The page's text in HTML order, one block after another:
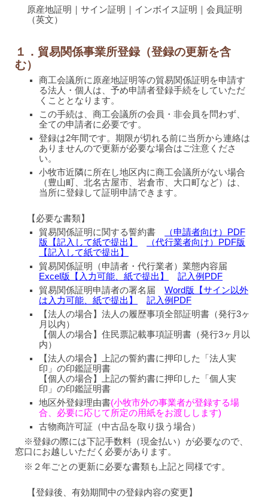
原産地証明｜サイン証明｜インボイス証明｜会員証明
（英文）
１．貿易関係事業所登録（登録の更新を含
む）
商工会議所に原産地証明等の貿易関係証明を申請す
る法人・個人は、予め申請者登録手続をしていただ
くこととなります。
この手続は、商工会議所の会員・非会員を問わず、
全ての申請者に必要です。
登録は2年間です。期限が切れる前に当所から連絡は
ありませんので更新が必要な場合はご注意くださ
い。
小牧市近隣に所在し地区内に商工会議所がない場合
（豊山町、北名古屋市、岩倉市、大口町など）は、
当所に登録して証明申請できます。
【必要な書類】
貿易関係証明に関する誓約書
（申請者向け）PDF
版【記入して紙で提出】
（代行業者向け）PDF版
【記入して紙で提出】
貿易関係証明（申請者・代行業者）業態内容届
Excel版【入力可能、紙で提出】
記入例PDF
貿易関係証明申請者の署名届Word版【サイン以外
は入力可能、紙で提出】
記入例PDF
【法人の場合】法人の履歴事項全部証明書（発行3ヶ
月以内）
【個人の場合】住民票記載事項証明書（発行3ヶ月以
内）
【法人の場合】上記の誓約書に押印した「法人実
印」の印鑑証明書
【個人の場合】上記の誓約書に押印した「個人実
印」の印鑑証明書
地区外登録理由書(小牧市外の事業者が登録する場
合、必要に応じて所定の用紙をお渡しします)
古物商許可証（中古品を取り扱う場合）
※登録の際には下記手数料（現金払い）が必要なので、
窓口にお越しいただく必要があります。
※２年ごとの更新に必要な書類も上記と同様です。
【登録後、有効期間中の登録内容の変更 】